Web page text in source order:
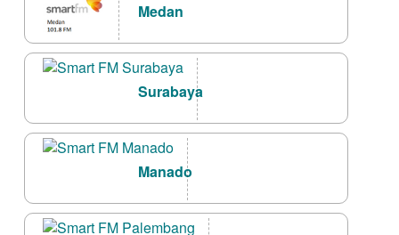
Medan
Surabaya
Manado